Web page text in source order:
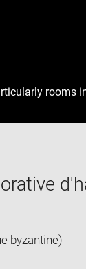
rooms
byzantine)